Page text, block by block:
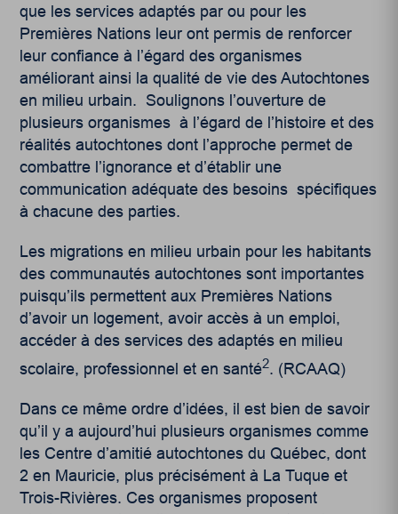
que les services adaptés par ou pour les
Premières Nations leur ont permis de renforcer
leur confiance à l’égard des organismes
améliorant ainsi la qualité de vie des Autochtones
en milieu urbain. Soulignons l’ouverture de
plusieurs organismes à l’égard de l’histoire et des
réalités autochtones dont l’approche permet de
combattre l’ignorance et d’établir une
communication adéquate des besoins spécifiques
à chacune des parties.
Les migrations en milieu urbain pour les habitants
des communautés autochtones sont importantes
puisqu’ils permettent aux Premières Nations
d’avoir un logement, avoir accès à un emploi,
accéder à des services des adaptés en milieu
scolaire, professionnel et en santé2. (RCAAQ)
Dans ce même ordre d’idées, il est bien de savoir
qu’il y a aujourd’hui plusieurs organismes comme
les Centre d’amitié autochtones du Québec, dont
2 en Mauricie, plus précisément à La Tuque et
Trois-Rivières. Ces organismes proposent